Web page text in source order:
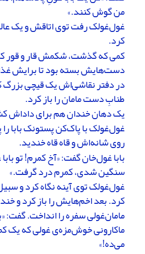
من گوش کنند.»
غول‌غولک رفت توی اتاقش و یک
کرد.
کمی که گذشت، شکمش قار و قور
دست‌هایش بسته بود تا برایش غذا
در دفتر نقاشی‌اش یک قیچی بزرگ
طنابِ دست مامان را باز کرد.
یک دهان خندان هم برای داداش
غول‌غولک با پاک‌کن پستونک بابا
روی شانه‌اش و قاه قاه خندید.
بابا غول‌خان گفت: «آخ کمرم! تو
سنگین شدی، کمرم درد گرفت.»
غول‌غولک توی آینه نگاه کرد و
کرد. بعد اخم‌هایش را باز کرد و
مامان‌غولی سفره را انداخت. گفت:
ماکارونی خوش‌مزه‌ی غولی که یک
می‌ده!»